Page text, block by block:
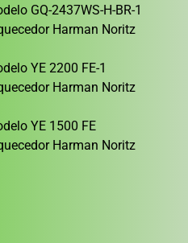
GQ-2437WS-H-BR-1
Harman Noritz
YE 2200 FE-1
Harman Noritz
YE 1500 FE
Harman Noritz